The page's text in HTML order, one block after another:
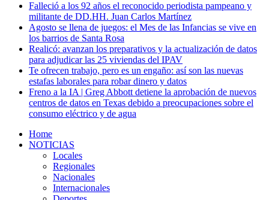
Falleció a los 92 años el reconocido periodista pampeano y
militante de DD.HH. Juan Carlos Martínez
Agosto se llena de juegos: el Mes de las Infancias se vive en
los barrios de Santa Rosa
Realicó: avanzan los preparativos y la actualización de datos
para adjudicar las 25 viviendas del IPAV
Te ofrecen trabajo, pero es un engaño: así son las nuevas
estafas laborales para robar dinero y datos
Freno a la IA | Greg Abbott detiene la aprobación de nuevos
centros de datos en Texas debido a preocupaciones sobre el
consumo eléctrico y de agua
Home
NOTICIAS
Locales
Regionales
Nacionales
Internacionales